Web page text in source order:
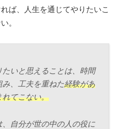
ば、人生を通じてやりたいこ
。
いと思えることは、時間
み、工夫を重ねた経験があ
れてこない。
自分が世の中の人の役に